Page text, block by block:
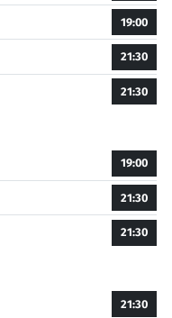
19:00
21:30
21:30
19:00
21:30
21:30
21:30